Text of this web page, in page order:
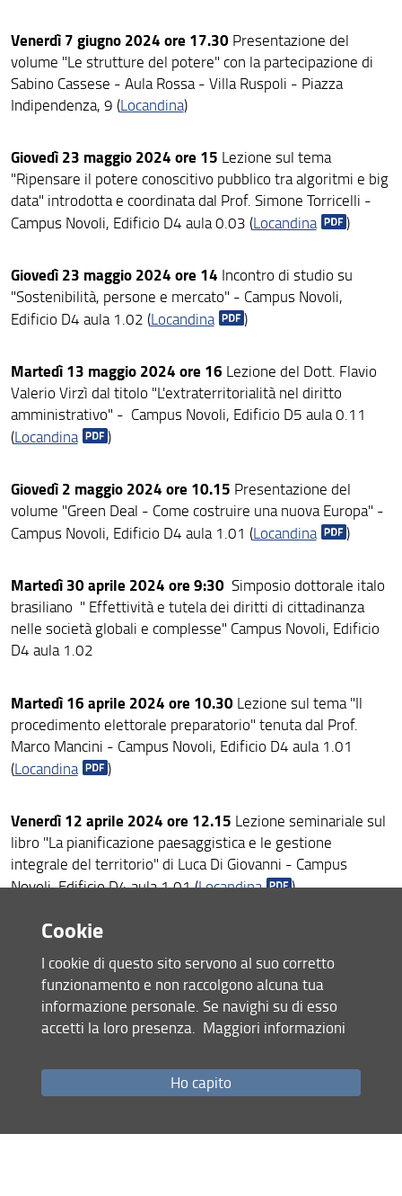
Venerdì 7 giugno 2024 ore 17.30 Presentazione del
volume "Le strutture del potere" con la partecipazione di
Sabino Cassese - Aula Rossa - Villa Ruspoli - Piazza
Indipendenza, 9 (Locandina)
Giovedì 23 maggio 2024 ore 15 Lezione sul tema
"Ripensare il potere conoscitivo pubblico tra algoritmi e big
data" introdotta e coordinata dal Prof. Simone Torricelli -
Campus Novoli, Edificio D4 aula 0.03 (Locandina )
Giovedì 23 maggio 2024 ore 14 Incontro di studio su
"Sostenibilità, persone e mercato" - Campus Novoli,
Edificio D4 aula 1.02 (Locandina )
Martedì 13 maggio 2024 ore 16 Lezione del Dott. Flavio
Valerio Virzì dal titolo "L'extraterritorialità nel diritto
amministrativo" - Campus Novoli, Edificio D5 aula 0.11
(Locandina )
Giovedì 2 maggio 2024 ore 10.15 Presentazione del
volume "Green Deal - Come costruire una nuova Europa" -
Campus Novoli, Edificio D4 aula 1.01 (Locandina )
Martedì 30 aprile 2024 ore 9:30 Simposio dottorale italo
brasiliano " Effettività e tutela dei diritti di cittadinanza
nelle società globali e complesse" Campus Novoli, Edificio
D4 aula 1.02
Martedì 16 aprile 2024 ore 10.30 Lezione sul tema "Il
procedimento elettorale preparatorio" tenuta dal Prof.
Marco Mancini - Campus Novoli, Edificio D4 aula 1.01
(Locandina )
Venerdì 12 aprile 2024 ore 12.15 Lezione seminariale sul
libro "La pianificazione paesaggistica e le gestione
integrale del territorio" di Luca Di Giovanni - Campus
Novoli, Edificio D4 aula 1.01 (Locandina )
Mercoledì 10 aprile 2024 ore 15
"La problematica della causa dell'atto nella dottrina della
funzione pubblica" del Prof. Raffaele Manfrellotti - Campus
Novoli, Edificio D4 aula 1.01 ( Locandina )
"L'Italia e la sua Costituzione. Una storia" di Raffaele
Romanelli presieduta dal prof. Paolo Cappellini - Villa
Cookie
I cookie di questo sito servono al suo corretto
funzionamento e non raccolgono alcuna tua
informazione personale. Se navighi su di esso
accetti la loro presenza. Maggiori informazioni
Ho capito